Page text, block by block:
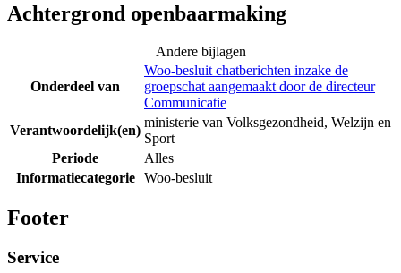
Achtergrond openbaarmaking
Andere bijlagen
Onderdeel van
Woo-besluit chatberichten inzake de
groepschat aangemaakt door de directeur
Communicatie
Verantwoordelijk(en)
ministerie van Volksgezondheid, Welzijn en
Sport
Periode
Alles
Informatiecategorie
Woo-besluit
Footer
Service